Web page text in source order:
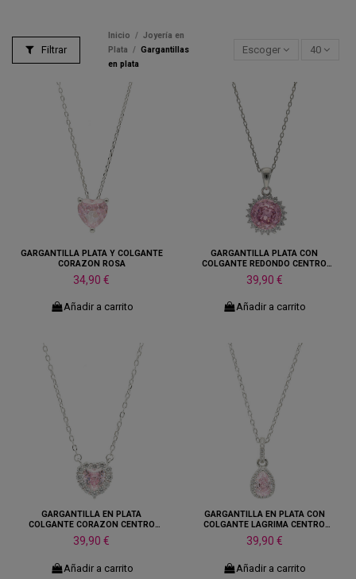
Filtrar
Inicio
Joyería en
Plata
Gargantillas
en plata
Escoger 40
GARGANTILLA PLATA Y COLGANTE
CORAZON ROSA
34,90 €
Añadir a carrito
GARGANTILLA PLATA CON
COLGANTE REDONDO CENTRO
ROSADO
39,90 €
Añadir a carrito
GARGANTILLA EN PLATA
COLGANTE CORAZON CENTRO
ROSA
39,90 €
Añadir a carrito
GARGANTILLA EN PLATA CON
COLGANTE LAGRIMA CENTRO
ROSA
39,90 €
Añadir a carrito